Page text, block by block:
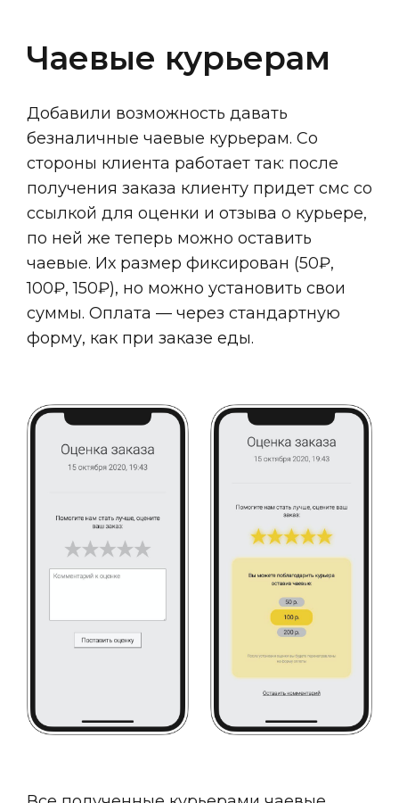
Чаевые курьерам
Добавили возможность давать
безналичные чаевые курьерам. Со
стороны клиента работает так: после
получения заказа клиенту придет смс со
ссылкой для оценки и отзыва о курьере,
по ней же теперь можно оставить
чаевые. Их размер фиксирован (50₽,
100₽, 150₽), но можно установить свои
суммы. Оплата — через стандартную
форму, как при заказе еды.